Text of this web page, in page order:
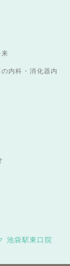
内科・消化器内
池袋駅東口院